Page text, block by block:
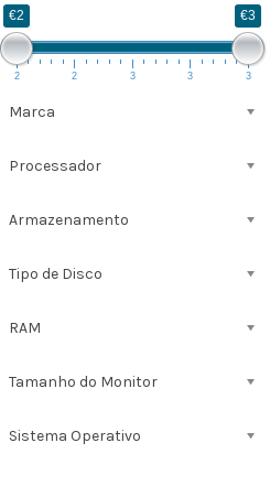
€2 €3
2 2 3 3 3
Marca
Processador
Armazenamento
Tipo de Disco
RAM
Tamanho do Monitor
Sistema Operativo